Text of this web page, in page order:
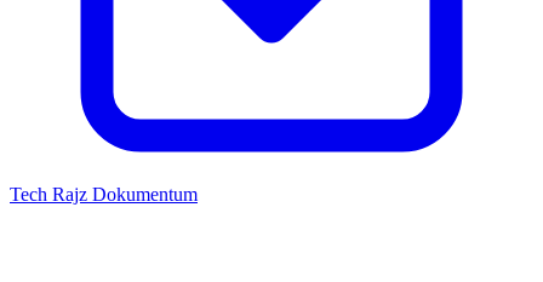
Tech Rajz Dokumentum